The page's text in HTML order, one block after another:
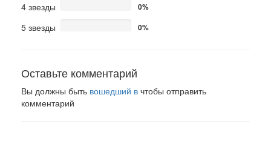
4 звезды 0%
5 звезды 0%
Оставьте комментарий
Вы должны быть вошедший в чтобы отправить
комментарий